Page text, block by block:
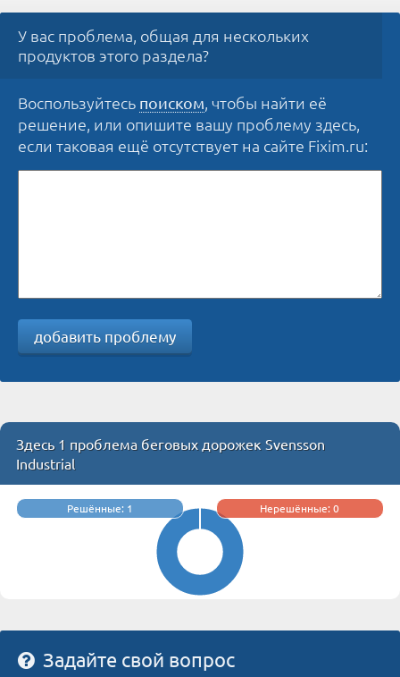
У вас проблема, общая для нескольких
продуктов этого раздела?
Воспользуйтесь поиском, чтобы найти её
решение, или опишите вашу проблему здесь,
если таковая ещё отсутствует на сайте Fixim.ru:
добавить проблему
Здесь 1 проблема беговых дорожек Svensson
Industrial
Решённые: 1 Нерешённые: 0
Задайте свой вопрос